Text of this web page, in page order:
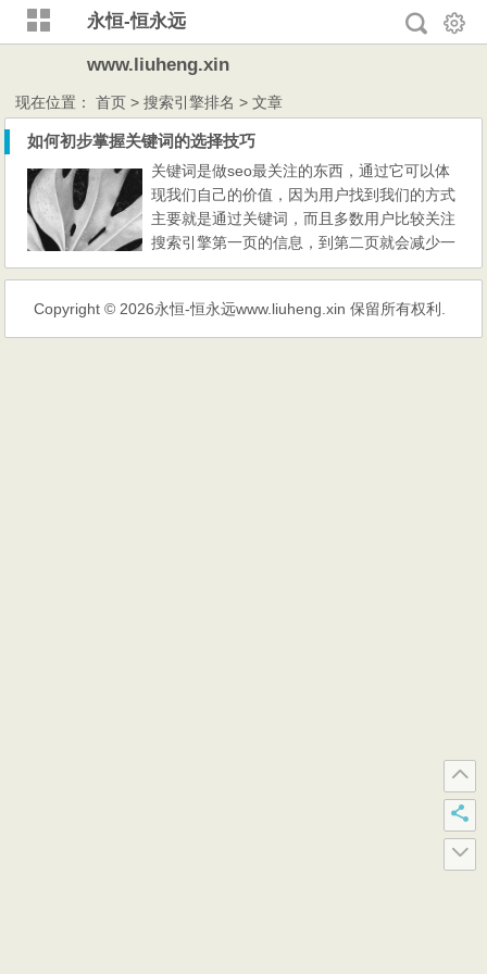
永恒-恒永远
www.liuheng.xin
现在位置：首页 > 搜索引擎排名 > 文章
如何初步掌握关键词的选择技巧
关键词是做seo最关注的东西，通过它可以体
现我们自己的价值，因为用户找到我们的方式
主要就是通过关键词，而且多数用户比较关注
搜索引擎第一页的信息，到第二页就会减少一
半的用户，可见筛选合适的关键词的重要性，
呢？可以通过百度推广、关键词挖掘工具、百
度下拉框、相关搜索、竞争对手、线下搜寻等
Copyright © 2026永恒-恒永远www.liuheng.xin 保留所有权利.